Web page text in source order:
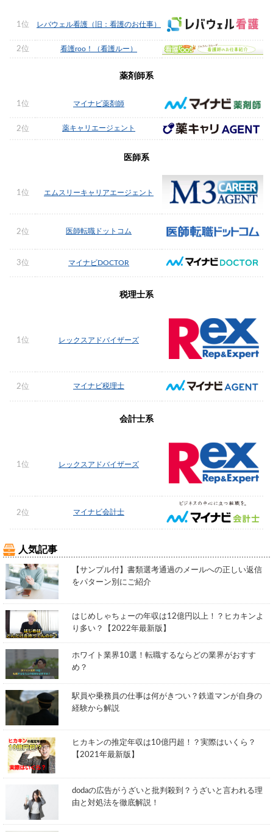
1位 レバウェル看護（旧：看護のお仕事）
2位 看護roo！（看護ルー）
薬剤師系
1位 マイナビ薬剤師
2位 薬キャリエージェント
医師系
1位 エムスリーキャリアエージェント
2位 医師転職ドットコム
3位 マイナビDOCTOR
税理士系
1位 レックスアドバイザーズ
2位 マイナビ税理士
会計士系
1位 レックスアドバイザーズ
2位 マイナビ会計士
人気記事
【サンプル付】書類選考通過のメールへの正しい返信
をパターン別にご紹介
はじめしゃちょーの年収は12億円以上！？ヒカキンよ
り多い？【2022年最新版】
ホワイト業界10選！転職するならどの業界がおすす
め？
駅員や乗務員の仕事は何がきつい？鉄道マンが自身の
経験から解説
ヒカキンの推定年収は10億円超！？実際はいくら？
【2021年最新版】
dodaの広告がうざいと批判殺到？うざいと言われる理
由と対処法を徹底解説！